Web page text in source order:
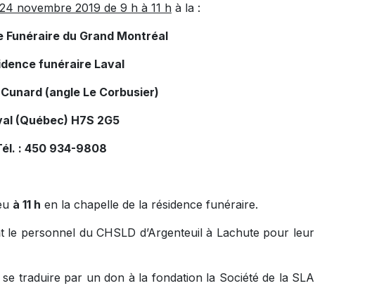
novembre 2019 de 9 h à 11 h à la :
Funéraire du Grand Montréal
funéraire Laval
(angle Le Corbusier)
(Québec) H7S 2G5
: 450 934-9808
à 11 h en la chapelle de la résidence funéraire.
le personnel du CHSLD d’Argenteuil à Lachute pour leur
traduire par un don à la fondation la Société de la SLA